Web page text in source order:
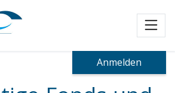
Anmelden